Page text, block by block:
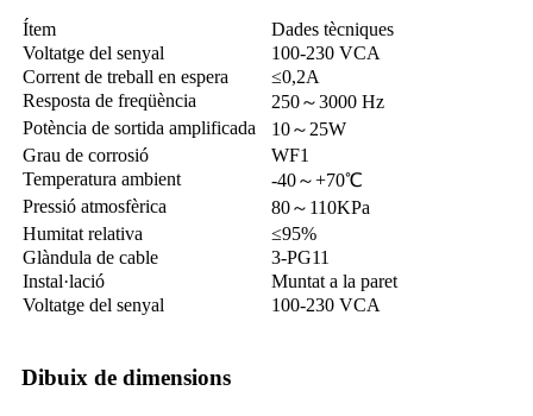
Ítem
Dades tècniques
Voltatge del senyal
100-230 VCA
Corrent de treball en espera
≤0,2A
Resposta de freqüència
250～3000 Hz
Potència de sortida amplificada
10～25W
Grau de corrosió
WF1
Temperatura ambient
-40～+70℃
Pressió atmosfèrica
80～110KPa
Humitat relativa
≤95%
Glàndula de cable
3-PG11
Instal·lació
Muntat a la paret
Voltatge del senyal
100-230 VCA
Dibuix de dimensions